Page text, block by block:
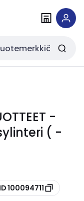
-
( -
100094711